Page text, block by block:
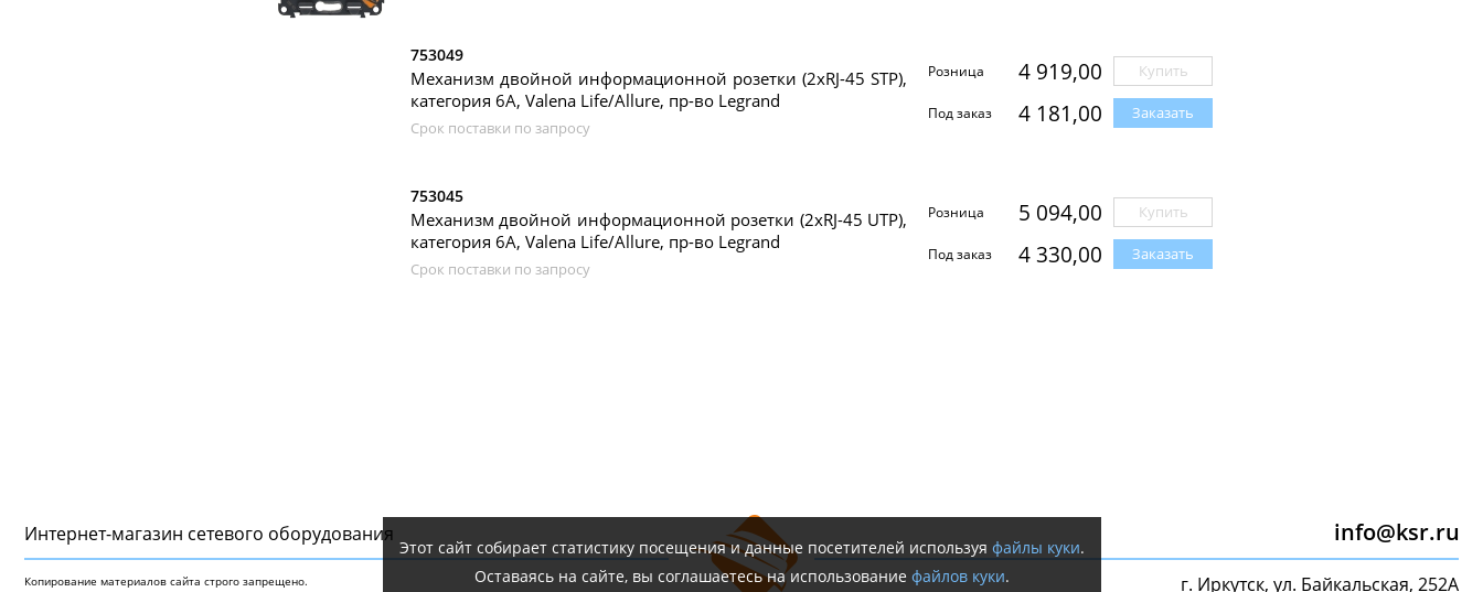
753049
Механизм двойной информационной розетки (2xRJ-45 STP),
категория 6A, Valena Life/Allure, пр-во Legrand
Срок поставки по запросу
Розница 4 919,00 Купить
Под заказ 4 181,00 Заказать
753045
Механизм двойной информационной розетки (2xRJ-45 UTP),
категория 6A, Valena Life/Allure, пр-во Legrand
Срок поставки по запросу
Розница 5 094,00 Купить
Под заказ 4 330,00 Заказать
Интернет-магазин сетeвого оборудования
Копирование материалов сайта строго запрещено.
info@ksr.ru
г. Иркутск, ул. Байкальская, 252А
Этот сайт собирает статистику посещения и данные посетителей используя файлы куки.
Оставаясь на сайте, вы соглашаетесь на использование файлов куки.